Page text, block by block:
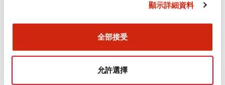
顯示詳細資料
全部接受
允許選擇
型錄和宣傳手冊 CAD檔 認證與標準